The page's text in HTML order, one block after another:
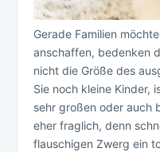
Gerade Familien
anschaffen, bedenken
nicht die Größe des
Sie noch kleine Kinder,
sehr großen oder auch
eher fraglich, denn
flauschigen Zwerg ein